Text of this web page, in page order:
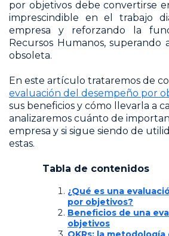
por objetivos debe convertirse
imprescindible en el trabajo
empresa y reforzando la
Recursos Humanos, superando
obsoleta.
En este artículo trataremos de
evaluación del desempeño por
sus beneficios y cómo llevarla a
analizaremos cuánto de
empresa y si sigue siendo de
estas.
Tabla de contenidos
¿Qué es una
por objetivos?
Beneficios de una
objetivos